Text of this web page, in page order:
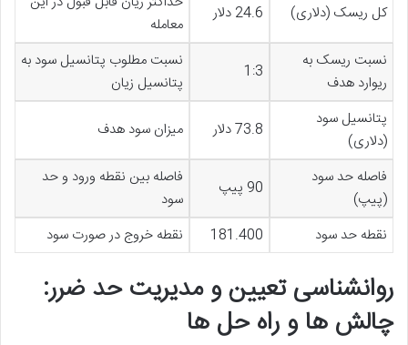
کل ریسک (دلاری) 24.6 دلار
معامله
نسبت ریسک به
ریوارد هدف
1:3
نسبت مطلوب پتانسیل سود به
پتانسیل زیان
پتانسیل سود
(دلاری)
73.8 دلار میزان سود هدف
فاصله حد سود
(پیپ)
90 پیپ
فاصله بین نقطه ورود و حد
سود
نقطه حد سود
181.400 نقطه خروج در صورت سود
روانشناسی تعیین و مدیریت حد ضرر:
چالش ها و راه حل ها